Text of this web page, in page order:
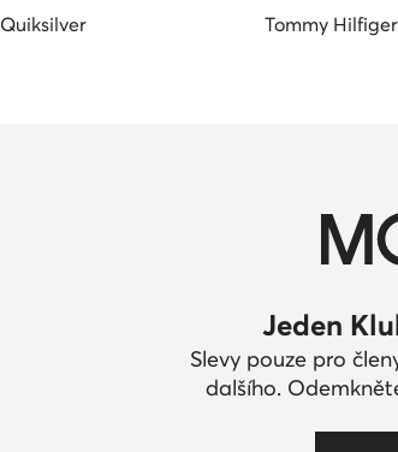
Quiksilver Tommy Hilfiger
Jeden
Slevy pouze pro
dalšího.